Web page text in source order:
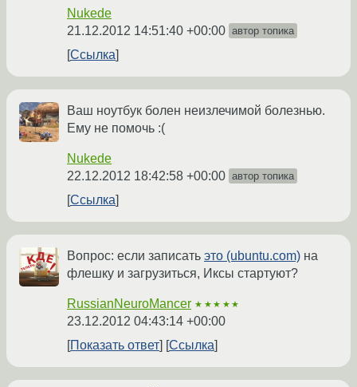
Nukede
21.12.2012 14:51:40 +00:00 автор топика
Ссылка
Ваш ноутбук болен неизлечимой болезнью.
Ему не помочь :(
Nukede
22.12.2012 18:42:58 +00:00 автор топика
Ссылка
Вопрос: если записать это (ubuntu.com) на
флешку и загрузиться, Иксы стартуют?
RussianNeuroMancer ★★★★★
23.12.2012 04:43:14 +00:00
Показать ответ
Ссылка